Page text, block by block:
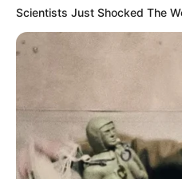
Scientists Just Shocked The